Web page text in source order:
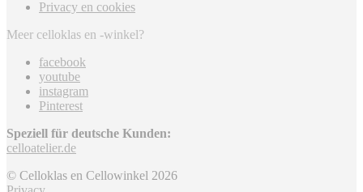
Privacy en cookies
Meer celloklas en -winkel?
facebook
youtube
instagram
Pinterest
Speziell für deutsche Kunden:
celloatelier.de
© Celloklas en Cellowinkel 2026